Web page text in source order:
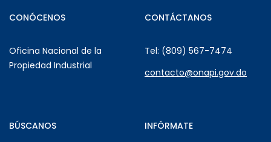
CONÓCENOS
Oficina Nacional de la
Propiedad Industrial
CONTÁCTANOS
Tel: (809) 567-7474
contacto@onapi.gov.do
BÚSCANOS INFÓRMATE